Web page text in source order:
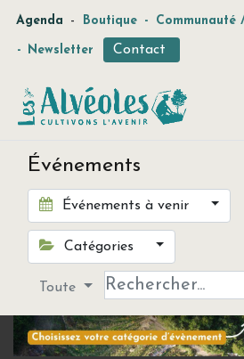
Agenda - Boutique - Communauté
- Newsletter Contact
Événements
Événements à venir
Catégories
Toute